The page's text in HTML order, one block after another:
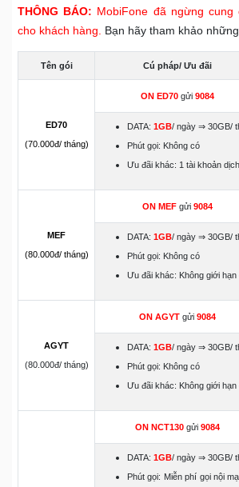
THÔNG BÁO: MobiFone đã ngừng
cho khách hàng.
Bạn hãy tham khảo
Tên gói Cú pháp/ Ưu đãi
ED70
(70.000đ/ tháng)
ONED70 gửi 9084
DATA: 1GB/ ngày ⇒ 30GB/
Phút gọi: Không có
Ưu đãi khác: 1 tài khoản
MEF
(80.000đ/ tháng)
ONMEF gửi 9084
DATA: 1GB/ ngày ⇒ 30GB/
Phút gọi: Không có
Ưu đãi khác: Không giới hạn
AGYT
(80.000đ/ tháng)
ONAGYT gửi 9084
DATA: 1GB/ ngày ⇒ 30GB/
Phút gọi: Không có
Ưu đãi khác: Không giới hạn
ONNCT130 gửi 9084
DATA: 1GB/ ngày ⇒ 30GB/
Phút gọi: Miễn phí gọi nội